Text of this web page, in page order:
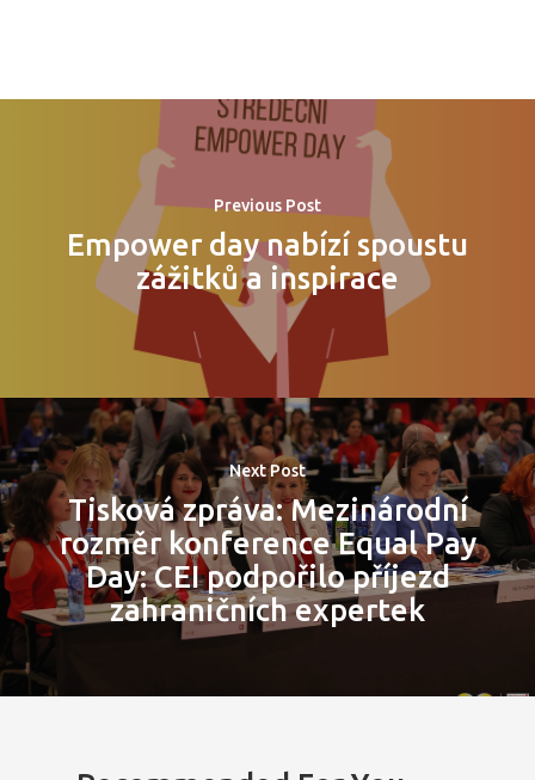
Previous Post
Empower day nabízí spoustu
zážitků a inspirace
Next Post
Tisková zpráva: Mezinárodní
rozměr konference Equal Pay
Day: CEI podpořilo příjezd
zahraničních expertek
Domů
Program 26.3.
Program 27.3.
Osobnosti
Dopad
Aktuality
Partneři
Vstupenky